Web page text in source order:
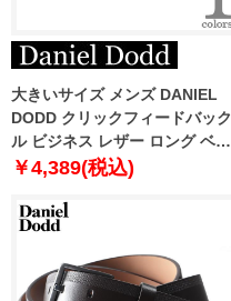
大きいサイズ メンズ DANIEL
DODD クリックフィードバック
ル ビジネス レザー ロング ベル
ト ロングサイズ azbl-259005
￥4,389(税込)